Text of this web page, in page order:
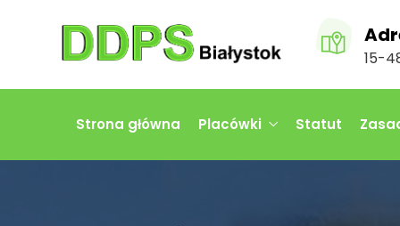
15-
Strona główna Placówki Statut